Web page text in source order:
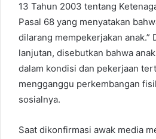
13 Tahun 2003 tentang
Pasal 68 yang menyatakan
dilarang mempekerjakan anak.”
lanjutan, disebutkan bahwa
dalam kondisi dan pekerjaan
mengganggu perkembangan
sosialnya.
Saat dikonfirmasi awak media